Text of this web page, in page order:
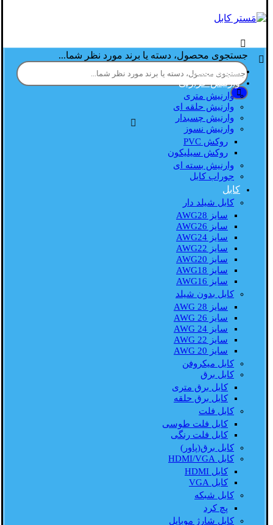
جستجوی محصول، دسته یا برند مورد نظر شما...
صفحه اصلی
وارنیش حرارتی
وارنیش متری
وارنیش حلقه ای
وارنیش چسبدار
وارنیش نسوز
روکش PVC
روکش سیلیکون
وارنیش بسته ای
جوراب کابل
کابل
کابل شیلد دار
سایز AWG28
سایز AWG26
سایز AWG24
سایز AWG22
سایز AWG20
سایز AWG18
سایز AWG16
کابل بدون شیلد
سایز AWG 28
سایز AWG 26
سایز AWG 24
سایز AWG 22
سایز AWG 20
کابل میکروفن
کابل برق
کابل برق متری
کابل برق حلقه
کابل فلت
کابل فلت طوسی
کابل فلت رنگی
کابل برق(پاور)
کابل HDMI/VGA
کابل HDMI
کابل VGA
کابل شبکه
پچ کرد
کابل شارژ موبایل